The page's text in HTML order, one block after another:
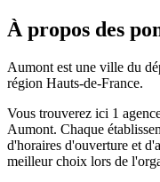
À propos des
Aumont est une ville du
région Hauts-de-France.
Vous trouverez ici 1
Aumont. Chaque
d'horaires d'ouverture et
meilleur choix lors de